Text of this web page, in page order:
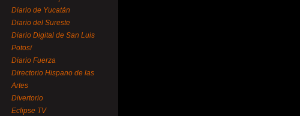
Diario de Yucatán
Diario del Sureste
Diario Digital de San Luis
Potosí
Diario Fuerza
Directorio Hispano de las
Artes
Divertorio
Eclipse TV